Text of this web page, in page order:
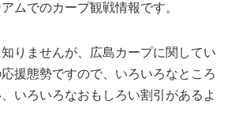
ムでのカープ観戦情報です。
りませんが、広島カープに関してい
援態勢ですので、いろいろなところ
いろいろなおもしろい割引があるよ